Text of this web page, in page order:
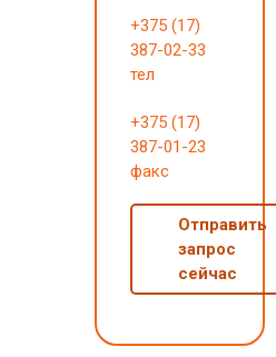
+375 (17)
387-02-33
тел
+375 (17)
387-01-23
факс
Отправить
запрос
сейчас